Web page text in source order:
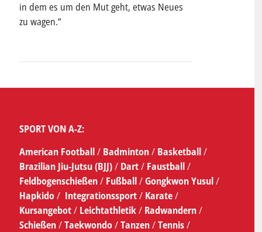
in dem es um den Mut geht, etwas Neues
zu wagen.“
SPORT VON A-Z:
American Football/ Badminton/ Basketball/
Brazilian Jiu-Jutsu (BJJ)/ Dart/ Faustball/
Feldbogenschießen/ Fußball/Gongkwon Yusul/
Hapkido/ Integrationssport/ Karate/
Kursangebot/Leichtathletik/ Radwandern/
Schießen/Taekwondo/Tanzen/Tennis/